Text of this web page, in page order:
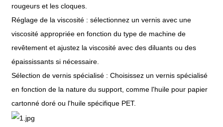
rougeurs et les cloques.
Réglage de la viscosité : sélectionnez un vernis avec une
viscosité appropriée en fonction du type de machine de
revêtement et ajustez la viscosité avec des diluants ou des
épaississants si nécessaire.
Sélection de vernis spécialisé : Choisissez un vernis spécialisé
en fonction de la nature du support, comme l'huile pour papier
cartonné doré ou l'huile spécifique PET.